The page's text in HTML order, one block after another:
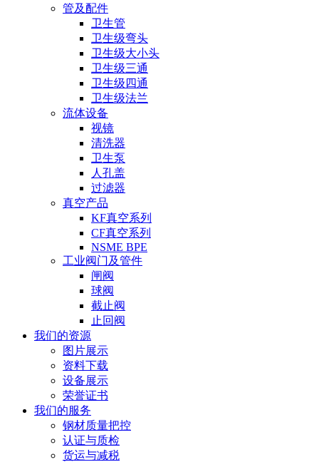
管及配件
卫生管
卫生级弯头
卫生级大小头
卫生级三通
卫生级四通
卫生级法兰
流体设备
视镜
清洗器
卫生泵
人孔盖
过滤器
真空产品
KF真空系列
CF真空系列
NSME BPE
工业阀门及管件
闸阀
球阀
截止阀
止回阀
我们的资源
图片展示
资料下载
设备展示
荣誉证书
我们的服务
钢材质量把控
认证与质检
货运与减税